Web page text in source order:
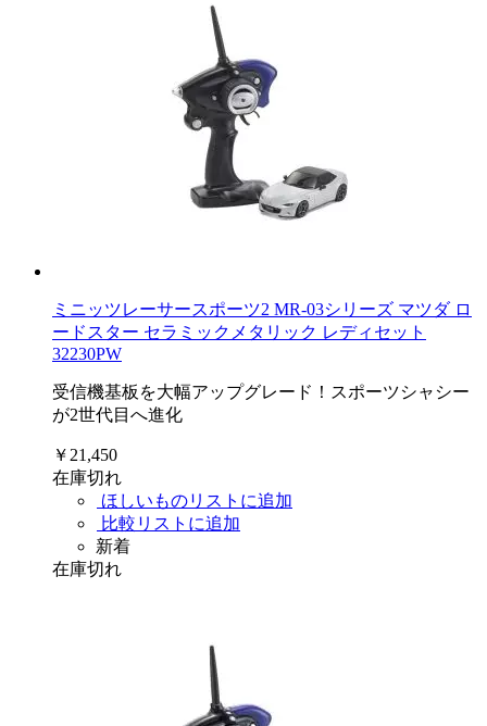
ミニッツレーサースポーツ2 MR-03シリーズ マツダ ロ
ードスター セラミックメタリック レディセット
32230PW
受信機基板を大幅アップグレード！スポーツシャシー
が2世代目へ進化
￥21,450
在庫切れ
ほしいものリストに追加
比較リストに追加
新着
在庫切れ